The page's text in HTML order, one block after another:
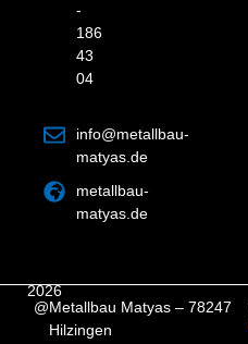
-
186
43
04
info@metallbau-
matyas.de
metallbau-
matyas.de
@
2026
Metallbau Matyas – 78247
Hilzingen